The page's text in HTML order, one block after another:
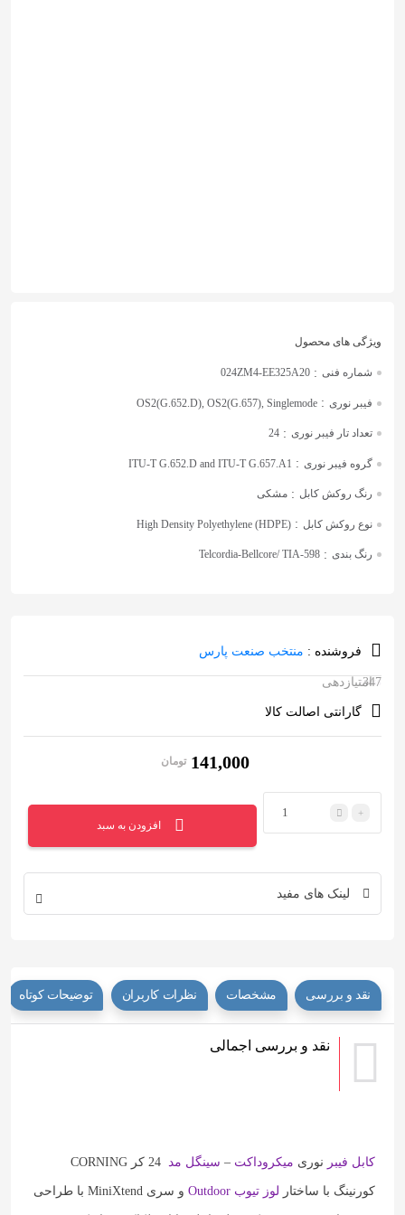
شماره فنی :
024ZM4-EE325A20
فیبر نوری :
OS2(G.652.D), OS2(G.657), Singlemode
تعداد تار فیبر نوری :
24
گروه فیبر نوری :
ITU-T G.652.D and ITU-T G.657.A1
رنگ روکش کابل :مشکی
نوع روکش کابل :
High Density Polyethylene (HDPE)
رنگ بندی :
Telcordia-Bellcore/ TIA-598
فروشنده :منتخب صنعت پارس
امتیازدهی
347
امتیازدهی
مشتری
گارانتی اصالت کالا
تومان 141,000
افزودن به سبد
لینک های مفید
نقد و بررسی مشخصات نظرات کاربران توضیحات کوتاه
نقد و بررسی اجمالی
کابل فیبرنوریمیکروداکت–سینگل مد 24 کر CORNING
کورنینگ با ساختارلوز تیوب Outdoor و سری MiniXtend با طراحی